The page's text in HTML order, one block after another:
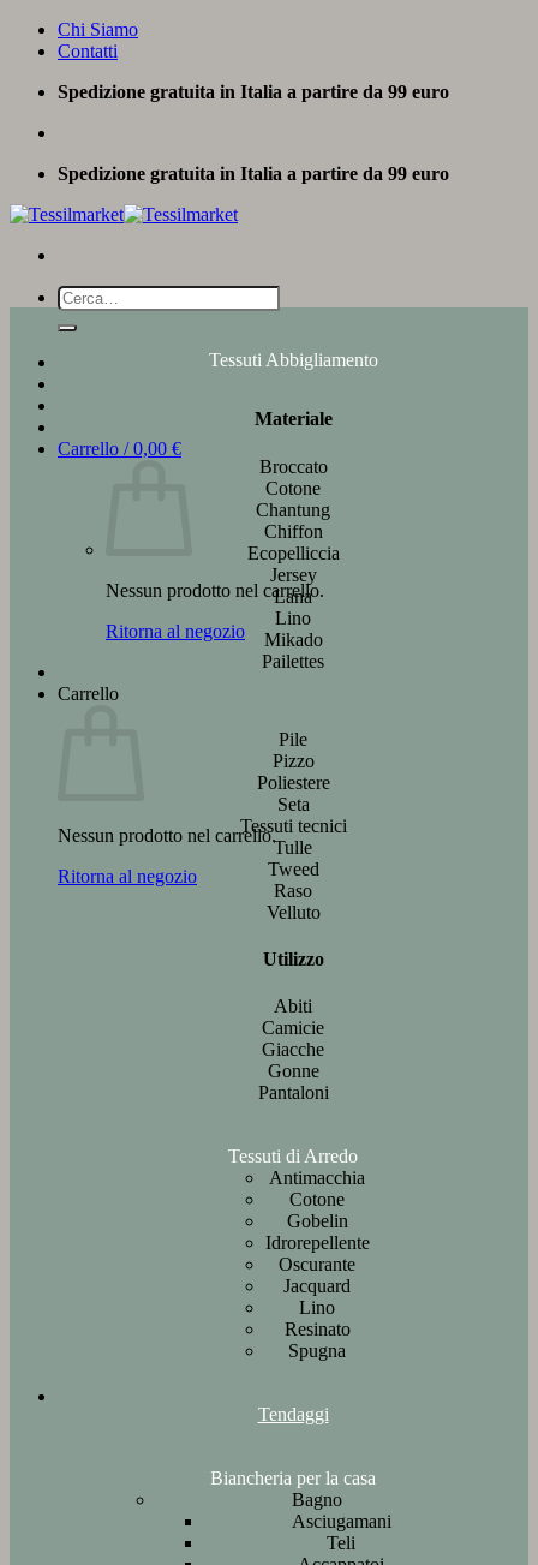
Salta
Chi Siamo
Contatti
Spedizione gratuita in Italia a partire da 99 euro
Spedizione gratuita in Italia a partire da 99 euro
Cerca:
Carrello /0,00 €
Nessun prodotto nel carrello.
Ritorna al negozio
Carrello
Nessun prodotto nel carrello.
Ritorna al negozio
Tessuti Abbigliamento
Materiale
Broccato
Cotone
Chantung
Chiffon
Ecopelliccia
Jersey
Lana
Lino
Mikado
Pailettes
Pile
Pizzo
Poliestere
Seta
Tessuti tecnici
Tulle
Tweed
Raso
Velluto
Utilizzo
Abiti
Camicie
Giacche
Gonne
Pantaloni
Tessuti di Arredo
Antimacchia
Cotone
Gobelin
Idrorepellente
Oscurante
Jacquard
Lino
Resinato
Spugna
Tendaggi
Biancheria per la casa
Bagno
Asciugamani
Teli